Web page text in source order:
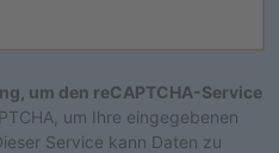
um den reCAPTCHA-Service
um Ihre eingegebenen
Service kann Daten zu